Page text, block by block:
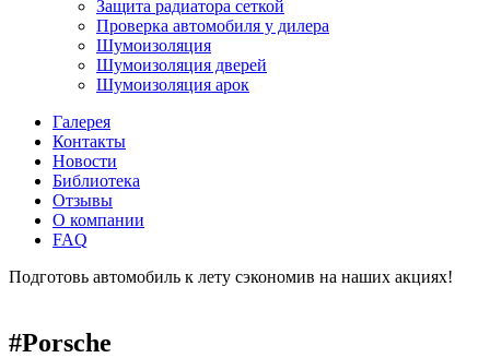
Защита радиатора сеткой
Проверка автомобиля у дилера
Шумоизоляция
Шумоизоляция дверей
Шумоизоляция арок
Галерея
Контакты
Новости
Библиотека
Отзывы
О компании
FAQ
Подготовь автомобиль к лету сэкономив на наших акциях!
#Porsche